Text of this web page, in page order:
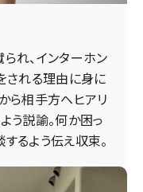
れ、インターホン
される理由に身に
ら相手方へヒアリ
う説諭。何か困っ
るよう伝え収束。